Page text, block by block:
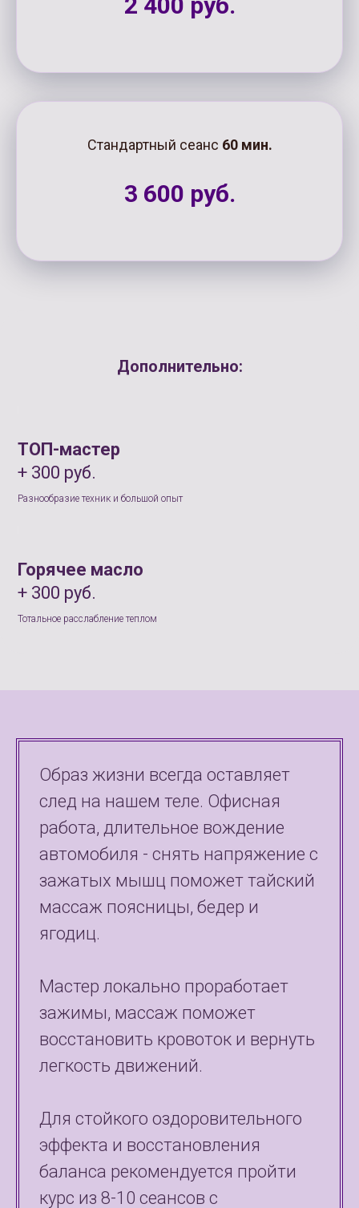
Стандартный сеанс 60 мин.
3 600 руб.
Дополнительно:
ТОП-мастер
+ 300 руб.
Разнообразие техник и большой опыт
Горячее масло
+ 300 руб.
Тотальное расслабление теплом
Образ жизни всегда оставляет
след на нашем теле. Офисная
работа, длительное вождение
автомобиля - снять напряжение с
зажатых мышц поможет тайский
массаж поясницы, бедер и
ягодиц.
Мастер локально проработает
зажимы, массаж поможет
восстановить кровоток и вернуть
легкость движений.
Для стойкого оздоровительного
эффекта и восстановления
баланса рекомендуется пройти
курс из 8-10 сеансов с